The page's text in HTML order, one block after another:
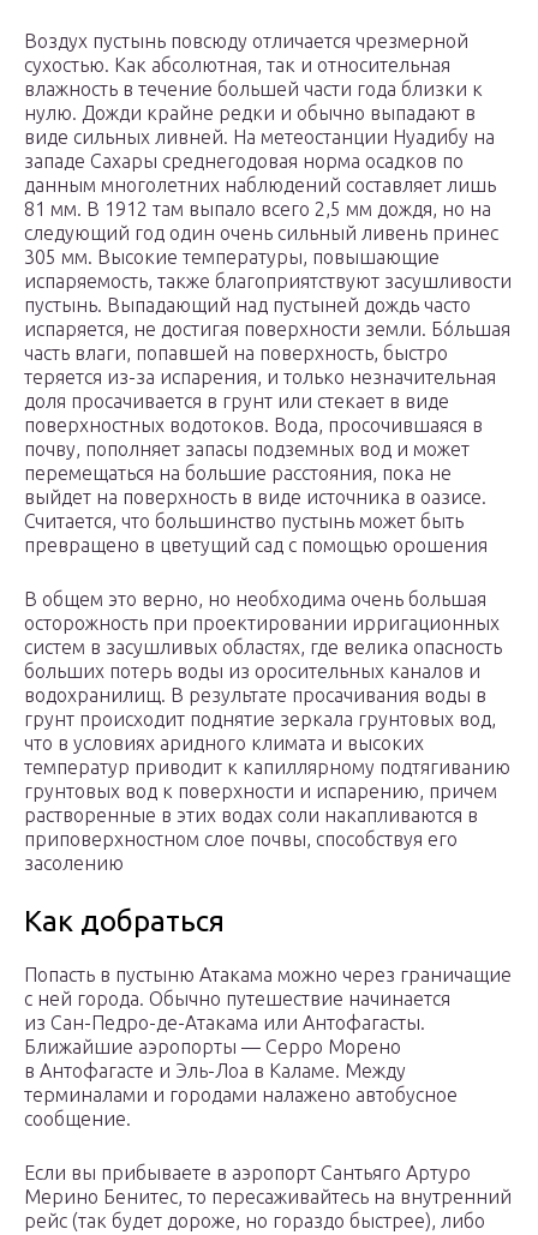
Воздух пустынь повсюду отличается чрезмерной
сухостью. Как абсолютная, так и относительная
влажность в течение большей части года близки к
нулю. Дожди крайне редки и обычно выпадают в
виде сильных ливней. На метеостанции Нуадибу на
западе Сахары среднегодовая норма осадков по
данным многолетних наблюдений составляет лишь
81 мм. В 1912 там выпало всего 2,5 мм дождя, но на
следующий год один очень сильный ливень принес
305 мм. Высокие температуры, повышающие
испаряемость, также благоприятствуют засушливости
пустынь. Выпадающий над пустыней дождь часто
испаряется, не достигая поверхности земли. Бóльшая
часть влаги, попавшей на поверхность, быстро
теряется из-за испарения, и только незначительная
доля просачивается в грунт или стекает в виде
поверхностных водотоков. Вода, просочившаяся в
почву, пополняет запасы подземных вод и может
перемещаться на большие расстояния, пока не
выйдет на поверхность в виде источника в оазисе.
Считается, что большинство пустынь может быть
превращено в цветущий сад с помощью орошения
В общем это верно, но необходима очень большая
осторожность при проектировании ирригационных
систем в засушливых областях, где велика опасность
больших потерь воды из оросительных каналов и
водохранилищ. В результате просачивания воды в
грунт происходит поднятие зеркала грунтовых вод,
что в условиях аридного климата и высоких
температур приводит к капиллярному подтягиванию
грунтовых вод к поверхности и испарению, причем
растворенные в этих водах соли накапливаются в
приповерхностном слое почвы, способствуя его
засолению
Как добраться
Попасть в пустыню Атакама можно через граничащие
с ней города. Обычно путешествие начинается
из Сан-Педро-де-Атакама или Антофагасты.
Ближайшие аэропорты — Серро Морено
в Антофагасте и Эль-Лоа в Каламе. Между
терминалами и городами налажено автобусное
сообщение.
Если вы прибываете в аэропорт Сантьяго Артуро
Мерино Бенитес, то пересаживайтесь на внутренний
рейс (так будет дороже, но гораздо быстрее), либо